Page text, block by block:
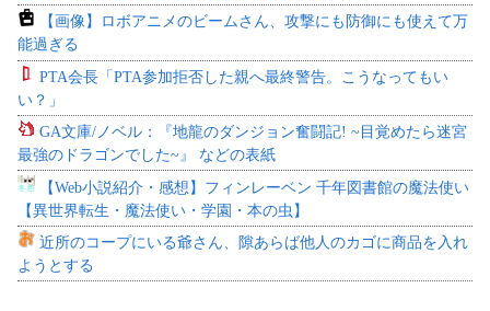
【画像】ロボアニメのビームさん、攻撃にも防御にも使えて万
能過ぎる
PTA会長「PTA参加拒否した親へ最終警告。こうなってもい
い？」
GA文庫/ノベル：『地龍のダンジョン奮闘記! ~目覚めたら迷宮
最強のドラゴンでした~』 などの表紙
【Web小説紹介・感想】フィンレーベン 千年図書館の魔法使い
【異世界転生・魔法使い・学園・本の虫】
近所のコープにいる爺さん、隙あらば他人のカゴに商品を入れ
ようとする